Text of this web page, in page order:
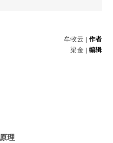
牟牧云 | 作者
梁金 | 编辑
理